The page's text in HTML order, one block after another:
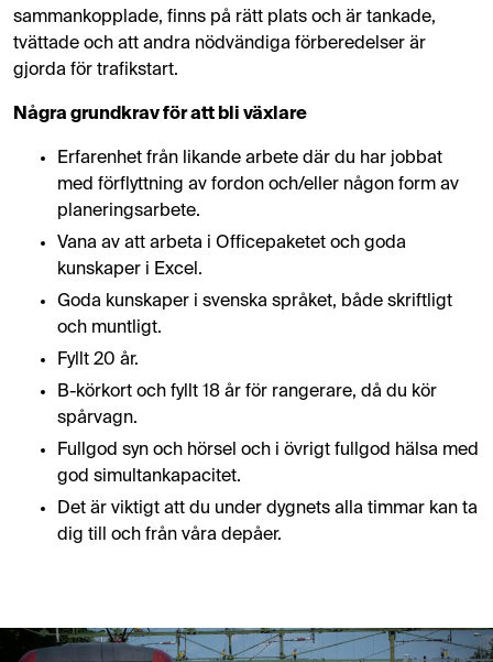
sammankopplade, finns på rätt plats och är tankade,
tvättade och att andra nödvändiga förberedelser är
gjorda för trafikstart.
Några grundkrav för att bli växlare
Erfarenhet från likande arbete där du har jobbat
med förflyttning av fordon och/eller någon form av
planeringsarbete.
Vana av att arbeta i Officepaketet och goda
kunskaper i Excel.
Goda kunskaper i svenska språket, både skriftligt
och muntligt.
Fyllt 20 år.
B-körkort och fyllt 18 år för rangerare, då du kör
spårvagn.
Fullgod syn och hörsel och i övrigt fullgod hälsa med
god simultankapacitet.
Det är viktigt att du under dygnets alla timmar kan ta
dig till och från våra depåer.